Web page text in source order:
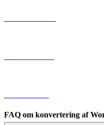
FAQ om konvertering af